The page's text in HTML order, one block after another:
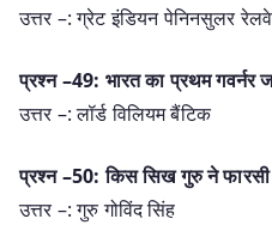
उत्तर –: ग्रेट इंडियन पेनिनसुलर रेलवे
प्रश्न –49: भारत का प्रथम गवर्नर
उत्तर –: लॉर्ड विलियम बैंटिक
प्रश्न –50: किस सिख गुरु ने फारसी
उत्तर –: गुरु गोविंद सिंह